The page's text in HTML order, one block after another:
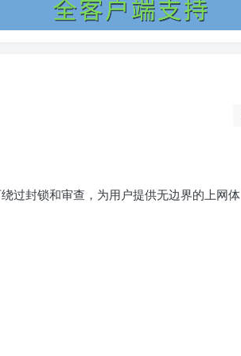
过封锁和审查，为用户提供无边界的上网体